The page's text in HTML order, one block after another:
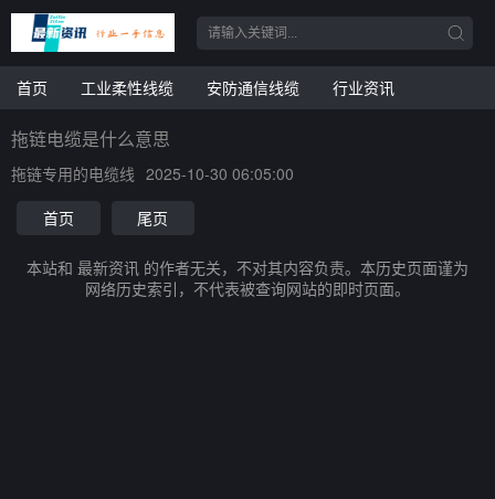
首页 工业柔性线缆 安防通信线缆 行业资讯
拖链电缆是什么意思
拖链专用的电缆线 2025-10-30 06:05:00
首页
尾页
本站和 最新资讯 的作者无关，不对其内容负责。本历史页面谨为
网络历史索引，不代表被查询网站的即时页面。